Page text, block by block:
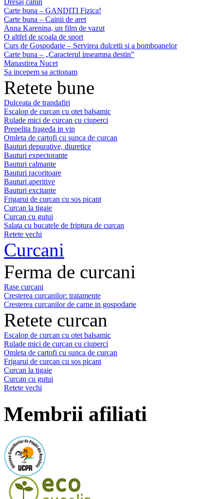
Dresaj canin
Carte buna – GANDITI Fizica!
Carte buna – Cainii de aret
Anna Karenina, un film de vazut
O altfel de scoala de sport
Curs de Gospodarie – Servirea dulcetii si a bomboanelor
Carte buna – „Caracterul inseamna destin”
Manastirea Nucet
Sa incepem sa actionam
Retete bune
Dulceata de trandafiri
Escalop de curcan cu otet balsamic
Rulade mici de curcan cu ciuperci
Prepelita frageda in vin
Omleta de cartofi cu sunca de curcan
Bauturi depurative, diuretice
Bauturi expectorante
Bauturi calmante
Bauturi racoritoare
Bauturi aperitive
Bauturi excitante
Frigarui de curcan cu sos picant
Curcan la tigaie
Curcan cu gutui
Salata cu bucatele de friptura de curcan
Retete vechi
Curcani
Ferma de curcani
Rase curcani
Cresterea curcanilor: tratamente
Cresterea curcanilor de carne in gospodarie
Retete curcan
Escalop de curcan cu otet balsamic
Rulade mici de curcan cu ciuperci
Omleta de cartofi cu sunca de curcan
Frigarui de curcan cu sos picant
Curcan la tigaie
Curcan cu gutui
Retete vechi
Membrii afiliati